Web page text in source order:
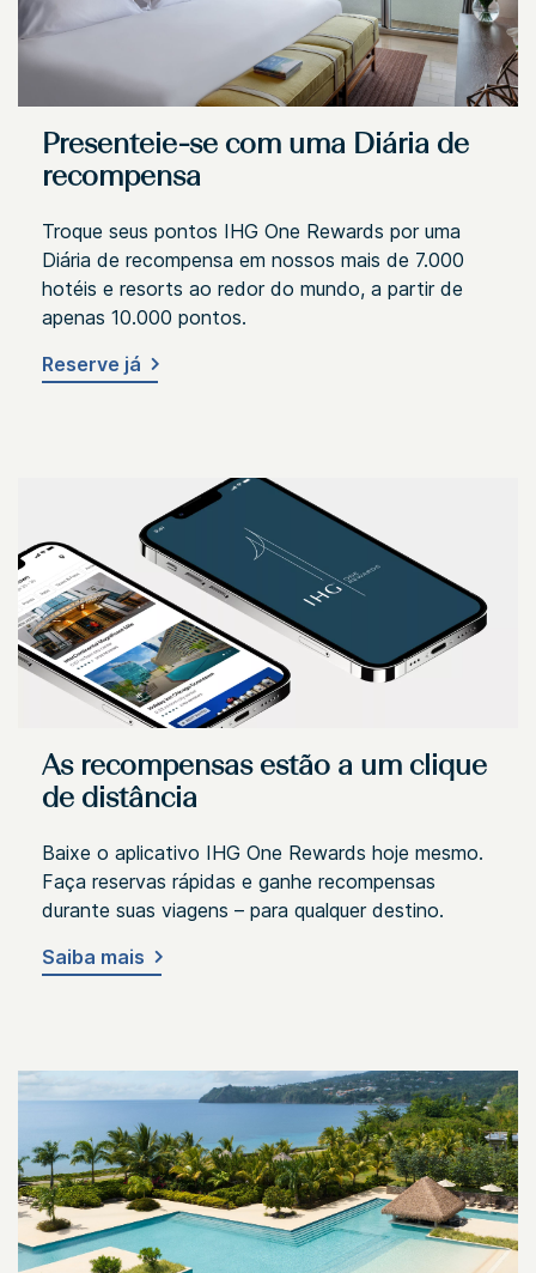
Presenteie-se com uma Diária de
recompensa
Troque seus pontos IHG One Rewards por uma
Diária de recompensa em nossos mais de 7.000
hotéis e resorts ao redor do mundo, a partir de
apenas 10.000 pontos.
Reserve já
As recompensas estão a um clique
de distância
Baixe o aplicativo IHG One Rewards hoje mesmo.
Faça reservas rápidas e ganhe recompensas
durante suas viagens – para qualquer destino.
Saiba mais